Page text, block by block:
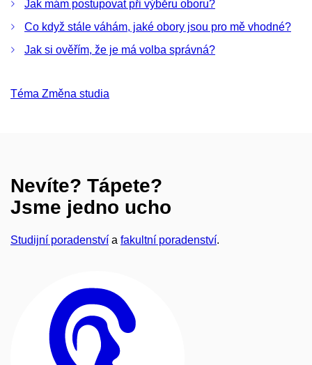
Jak mám postupovat při výběru oboru?
Co když stále váhám, jaké obory jsou pro mě vhodné?
Jak si ověřím, že je má volba správná?
Téma Změna studia
Nevíte? Tápete?
Jsme jedno ucho
Studijní poradenství a fakultní poradenství.